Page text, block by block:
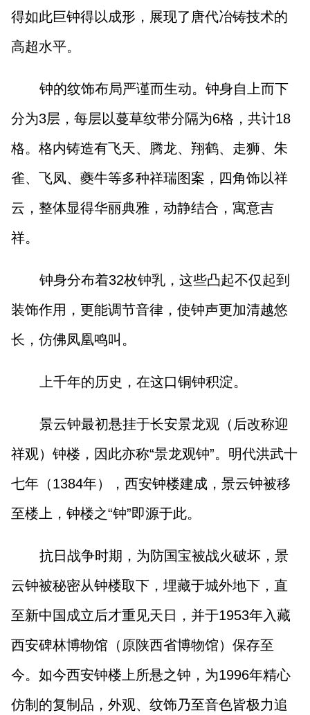
得如此巨钟得以成形，展现了唐代冶铸技术的
高超水平。
钟的纹饰布局严谨而生动。钟身自上而下
分为3层，每层以蔓草纹带分隔为6格，共计18
格。格内铸造有飞天、腾龙、翔鹤、走狮、朱
雀、飞凤、夔牛等多种祥瑞图案，四角饰以祥
云，整体显得华丽典雅，动静结合，寓意吉
祥。
钟身分布着32枚钟乳，这些凸起不仅起到
装饰作用，更能调节音律，使钟声更加清越悠
长，仿佛凤凰鸣叫。
上千年的历史，在这口铜钟积淀。
景云钟最初悬挂于长安景龙观（后改称迎
祥观）钟楼，因此亦称“景龙观钟”。明代洪武十
七年（1384年），西安钟楼建成，景云钟被移
至楼上，钟楼之“钟”即源于此。
抗日战争时期，为防国宝被战火破坏，景
云钟被秘密从钟楼取下，埋藏于城外地下，直
至新中国成立后才重见天日，并于1953年入藏
西安碑林博物馆（原陕西省博物馆）保存至
今。如今西安钟楼上所悬之钟，为1996年精心
仿制的复制品，外观、纹饰乃至音色皆极力追